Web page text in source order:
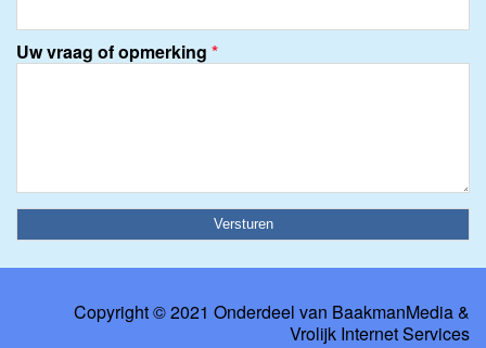
Uw vraag of opmerking *
Copyright © 2021 Onderdeel van BaakmanMedia&
Vrolijk Internet Services